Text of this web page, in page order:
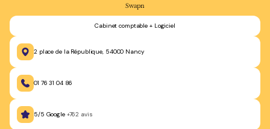
Swapn
Cabinet comptable + Logiciel
2 place de la République, 54000 Nancy
01 76 31 04 86
5/5 Google +762 avis